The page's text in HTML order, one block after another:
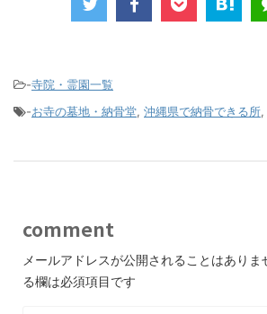
-寺院・霊園一覧
-お寺の墓地・納骨堂, 沖縄県で納骨できる所,
comment
メールアドレスが公開されることはありま
る欄は必須項目です